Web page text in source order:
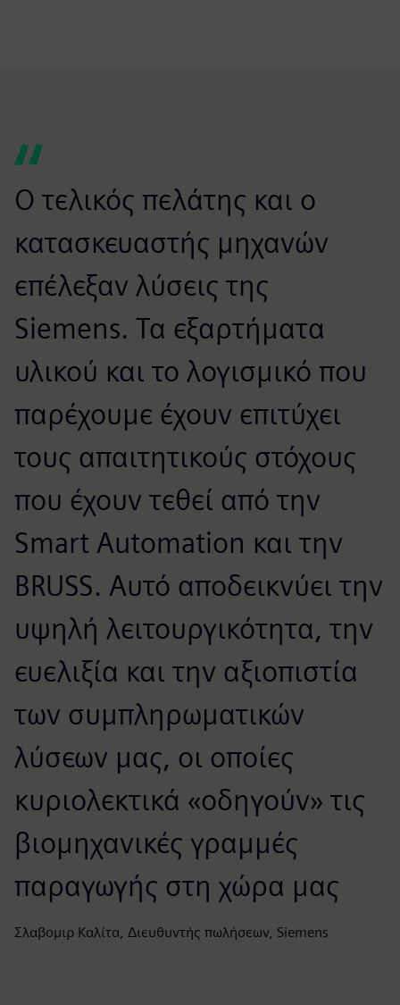
Ο τελικός πελάτης και ο
κατασκευαστής μηχανών
επέλεξαν λύσεις της
Siemens. Τα εξαρτήματα
υλικού και το λογισμικό που
παρέχουμε έχουν επιτύχει
τους απαιτητικούς στόχους
που έχουν τεθεί από την
Smart Automation και την
BRUSS. Αυτό αποδεικνύει την
υψηλή λειτουργικότητα, την
ευελιξία και την αξιοπιστία
των συμπληρωματικών
λύσεων μας, οι οποίες
κυριολεκτικά «οδηγούν» τις
βιομηχανικές γραμμές
παραγωγής στη χώρα μας
Σλαβομιρ Καλίτα, Διευθυντής πωλήσεων, Siemens